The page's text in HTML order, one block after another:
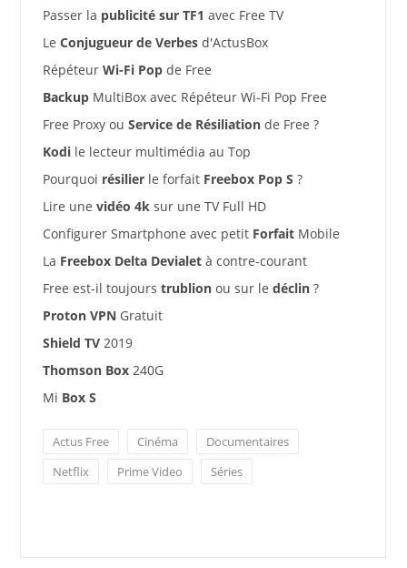
Passer la publicité sur TF1 avec Free TV
Le Conjugueur de Verbesd'ActusBox
Répéteur Wi-Fi Popde Free
BackupMultiBox avec Répéteur Wi-Fi Pop Free
Free Proxy ou Service de Résiliationde Free ?
Kodile lecteur multimédia au Top
Pourquoi résilierle forfait Freebox Pop S ?
Lire une vidéo 4ksur une TV Full HD
Configurer Smartphone avec petit ForfaitMobile
La Freebox Delta Devialetà contre-courant
Free est-il toujours trublionou sur le déclin?
Proton VPN Gratuit
Shield TV2019
Thomson Box240G
Mi Box S
Actus Free Cinéma
Documentaires
Netflix
Prime Video Séries